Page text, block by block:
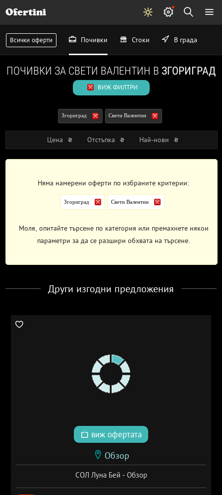
Ofertini
Всички оферти Почивки Стоки В града
ПОЧИВКИ ЗА СВЕТИ ВАЛЕНТИН В ЗГОРИГРАД
ВИЖ ФИЛТРИ
Згориград Свети Валентин
Цена Отстъпка Най-нови
Няма намерени оферти по избраните критерии:
Згориград Свети Валентин
Моля, опитайте търсене по категория или премахнете някои
параметри за да се разшири обхвата на търсене.
Други изгодни предложения
виж офертата
Обзор
СОЛ Луна Бей - Обзор